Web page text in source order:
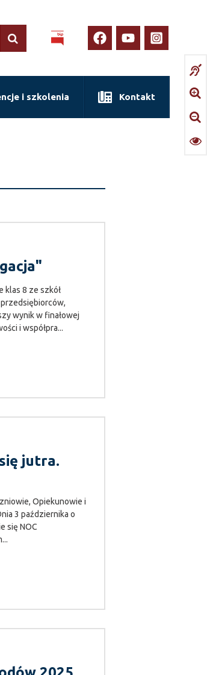
i szkolenia Kontakt
klas 8 ze szkół
wynik w finałowej
i współpra...
jutra.
Opiekunowie i
3 października o
się NOC